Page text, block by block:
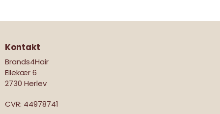
Kontakt
Brands4Hair
Ellekær 6
2730 Herlev
CVR: 44978741